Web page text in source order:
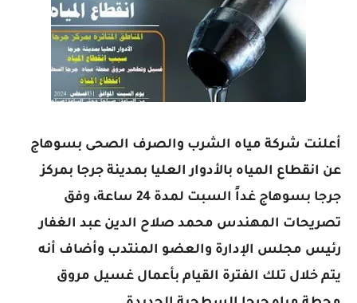
أعلنت شركة مياه الشرب والصرف الصحى بسوهاج
عن انقطاع المياه بالأدوار العليا بمدينة جرجا بمركز
جرجا بسوهاج غداً السبت لمدة 24 ساعة، وفق
تصريحات المهندس محمد صلاح الدين عبد الغفار
رئيس مجلس الإدارة والعضو المنتدب وأضاف أنه
يتم خلال تلك الفترة القيام بأعمال غسيل مروق